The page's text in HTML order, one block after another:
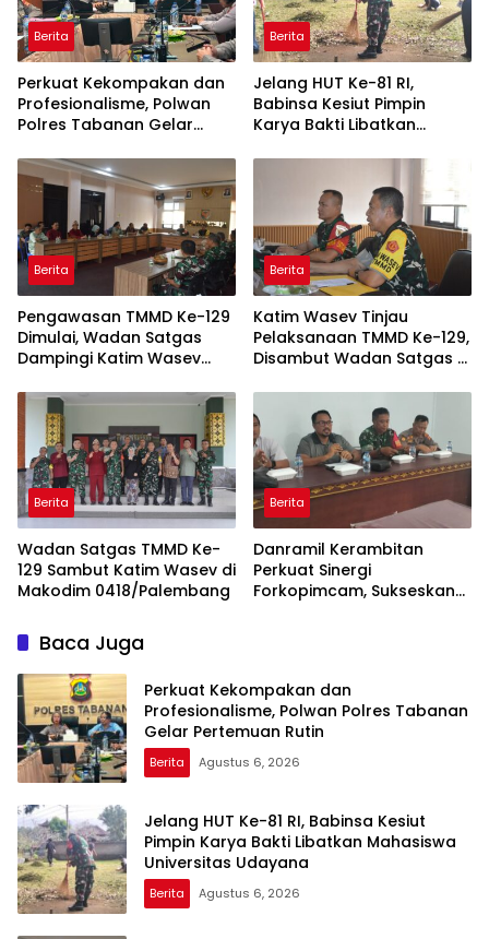
Berita
Perkuat Kekompakan dan
Profesionalisme, Polwan
Polres Tabanan Gelar
Berita
Jelang HUT Ke-81 RI,
Babinsa Kesiut Pimpin
Karya Bakti Libatkan
Udayana
Berita
Pengawasan TMMD Ke-129
Dimulai, Wadan Satgas
Dampingi Katim Wasev
Berita
Katim Wasev Tinjau
Pelaksanaan TMMD Ke-129,
Disambut Wadan Satgas di
Berita
Wadan Satgas TMMD Ke-
129 Sambut Katim Wasev di
Makodim 0418/Palembang
Berita
Danramil Kerambitan
Perkuat Sinergi
Forkopimcam, Sukseskan
Baca Juga
Perkuat Kekompakan dan
Profesionalisme, Polwan Polres Tabanan
Gelar Pertemuan Rutin
Berita Agustus 6, 2026
Jelang HUT Ke-81 RI, Babinsa Kesiut
Pimpin Karya Bakti Libatkan Mahasiswa
Universitas Udayana
Berita Agustus 6, 2026